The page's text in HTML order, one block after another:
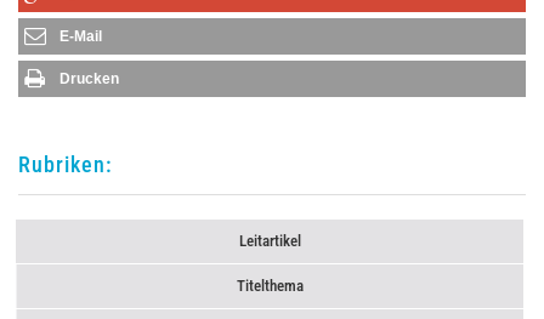
E-Mail
Drucken
Rubriken:
Leitartikel
Titelthema